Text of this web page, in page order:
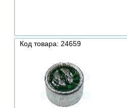
Код товара: 24659